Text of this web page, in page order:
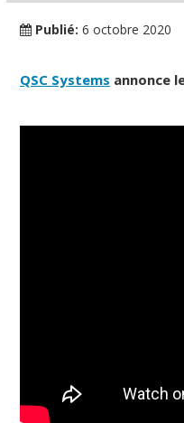
Publié: 6 octobre 2020
QSC Systems annonce